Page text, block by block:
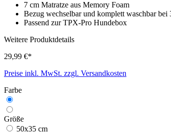
7 cm Matratze aus Memory Foam
Bezug wechselbar und komplett waschbar bei
Passend zur TPX-Pro Hundebox
Weitere Produktdetails
29,99 €*
Preise inkl. MwSt. zzgl. Versandkosten
Farbe
Größe
50x35 cm